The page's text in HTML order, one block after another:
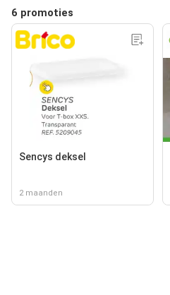
6 promoties
Sencys deksel
2 maanden